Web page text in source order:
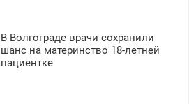
В Волгограде врачи сохранили
шанс на материнство 18-летней
пациентке